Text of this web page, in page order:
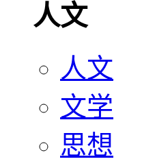
人文
人文
文学
思想